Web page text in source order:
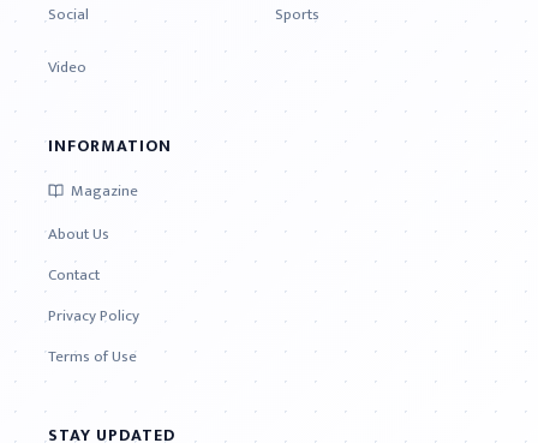
Social
Sports
Video
INFORMATION
Magazine
About Us
Contact
Privacy Policy
Terms of Use
STAY UPDATED